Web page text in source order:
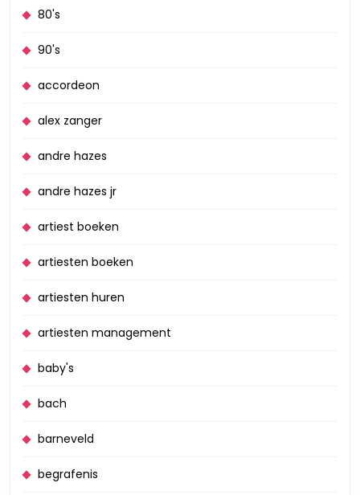
80's
90's
accordeon
alex zanger
andre hazes
andre hazes jr
artiest boeken
artiesten boeken
artiesten huren
artiesten management
baby's
bach
barneveld
begrafenis